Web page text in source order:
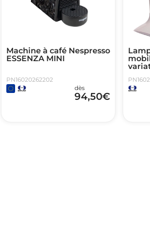
Machine à café Nespresso
ESSENZA MINI
PN16020262202
dès
94,50€